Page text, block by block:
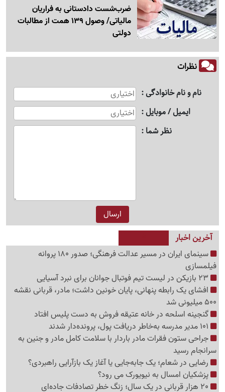
ضرب‌شست دادستانی به فراریان
مالیاتی/ وصول 139 همت از مطالبات
دولتی
نظرات
نام و نام خانوادگی
ایمیل / موبایل
نظر شما
آخرین اخبار
سینمای ایران در مسیر عدالت فرهنگی؛ صدور 180 پروانه
فیلمسازی
افشای یک رابطه پنهانی، پایان خونین داشت؛ مادر، قربانی نقشه
500 میلیونی شد
گنجینه اسلحه در خانه عتیقه فروش به دست پلیس افتاد
جراحی ستون فقرات مادر باردار با سلامت کامل مادر و جنین به
سرانجام رسید
رضایی در شعام؛ یک جابه‌جایی یا آغاز یک بازآرایی راهبردی؟
پزشکیان امسال به نیویورک می رود؟